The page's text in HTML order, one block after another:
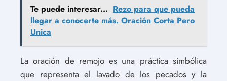
Te puede interesar... Rezo para que pueda
llegar a conocerte más. Oración Corta Pero
Unica
La oración de remojo es una práctica simbólica
que representa el lavado de los pecados y la